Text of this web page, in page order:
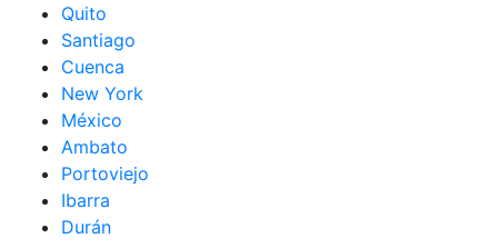
Quito
Santiago
Cuenca
New York
México
Ambato
Portoviejo
Ibarra
Durán